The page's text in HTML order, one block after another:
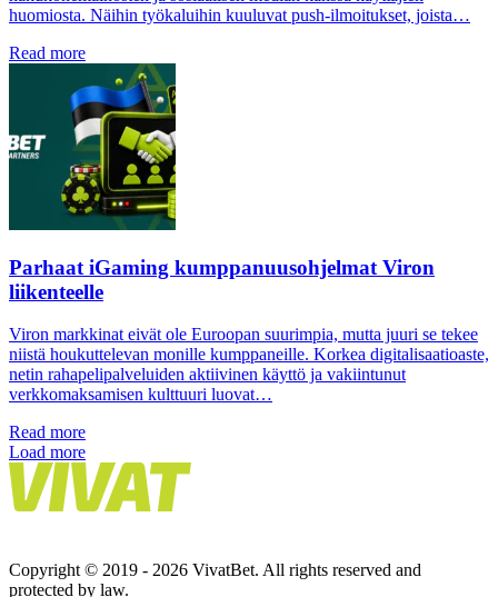
huomiosta. Näihin työkaluihin kuuluvat push-ilmoitukset, joista…
Read more
Parhaat iGaming kumppanuusohjelmat Viron
liikenteelle
Viron markkinat eivät ole Euroopan suurimpia, mutta juuri se tekee
niistä houkuttelevan monille kumppaneille. Korkea digitalisaatioaste,
netin rahapelipalveluiden aktiivinen käyttö ja vakiintunut
verkkomaksamisen kulttuuri luovat…
Read more
Load more
Copyright © 2019 - 2026 VivatBet. All rights reserved and
protected by law.